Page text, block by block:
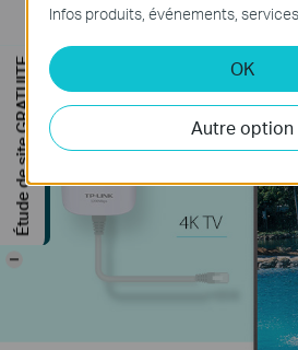
multiples transmissions de
Infos produits, événements,
OK
Autre option
Étude de site GRATUITE
-